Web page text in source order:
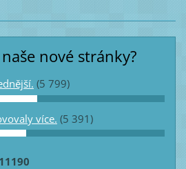
nové stránky?
(5 799)
více. (5 391)
11190